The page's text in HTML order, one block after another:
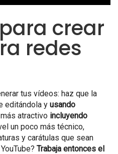
crear
redes
tus vídeos: haz que la
editándola y usando
atractivo incluyendo
un poco más técnico,
y carátulas que sean
Trabaja entonces el